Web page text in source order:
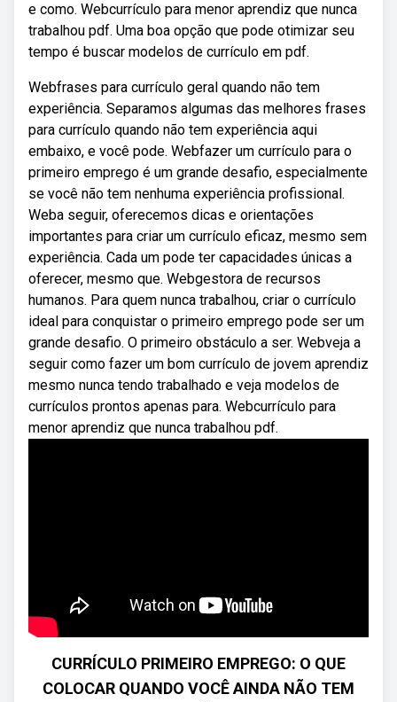
e como. Webcurrículo para menor aprendiz que nunca
trabalhou pdf. Uma boa opção que pode otimizar seu
tempo é buscar modelos de currículo em pdf.
Webfrases para currículo geral quando não tem
experiência. Separamos algumas das melhores frases
para currículo quando não tem experiência aqui
embaixo, e você pode. Webfazer um currículo para o
primeiro emprego é um grande desafio, especialmente
se você não tem nenhuma experiência profissional.
Weba seguir, oferecemos dicas e orientações
importantes para criar um currículo eficaz, mesmo sem
experiência. Cada um pode ter capacidades únicas a
oferecer, mesmo que. Webgestora de recursos
humanos. Para quem nunca trabalhou, criar o currículo
ideal para conquistar o primeiro emprego pode ser um
grande desafio. O primeiro obstáculo a ser. Webveja a
seguir como fazer um bom currículo de jovem aprendiz
mesmo nunca tendo trabalhado e veja modelos de
currículos prontos apenas para. Webcurrículo para
menor aprendiz que nunca trabalhou pdf.
CURRÍCULO PRIMEIRO EMPREGO: O QUE
COLOCAR QUANDO VOCÊ AINDA NÃO TEM